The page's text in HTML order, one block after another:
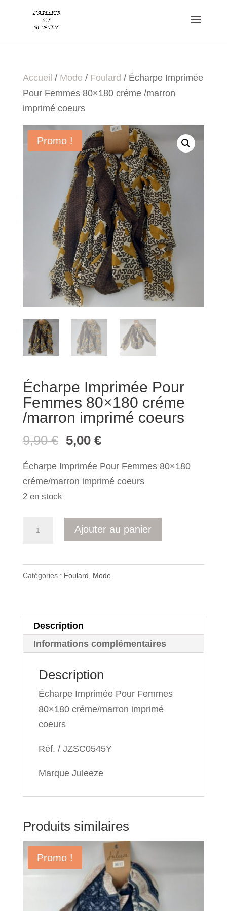
Accueil / Mode / Foulard / Écharpe Imprimée
Pour Femmes 80×180 créme /marron
imprimé coeurs
Promo !
Écharpe Imprimée Pour
Femmes 80×180 créme
/marron imprimé coeurs
9,90€ Le
initial
était :
5,00 €Le
actuel
est :
Écharpe Imprimée Pour Femmes 80×180
créme/marron imprimé coeurs
2 en stock
80x180
créme
/marron
coeurs
Ajouter au panier
Catégories : Foulard Mode
Description
Informations complémentaires
Description
Écharpe Imprimée Pour Femmes
80×180 créme/marron imprimé
coeurs
Réf. / JZSC0545Y
Marque Juleeze
Produits similaires
Promo !